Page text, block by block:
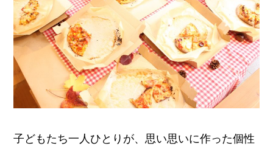
子どもたち一人ひとりが、思い思いに作った個性